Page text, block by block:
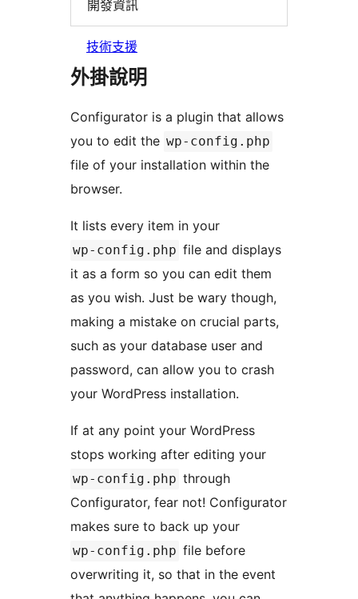
開發資訊
技術支援
外掛說明
Configurator is a plugin that allows
you to edit the wp-config.php
file of your installation within the
browser.
It lists every item in your
wp-config.php file and displays
it as a form so you can edit them
as you wish. Just be wary though,
making a mistake on crucial parts,
such as your database user and
password, can allow you to crash
your WordPress installation.
If at any point your WordPress
stops working after editing your
wp-config.php through
Configurator, fear not! Configurator
makes sure to back up your
wp-config.php file before
overwriting it, so that in the event